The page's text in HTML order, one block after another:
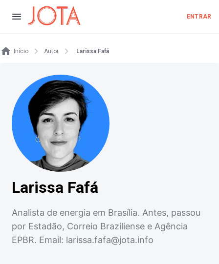
ENTRAR
Início Autor Larissa Fafá
Larissa Fafá
Analista de energia em Brasília. Antes, passou
por Estadão, Correio Braziliense e Agência
EPBR. Email: larissa.fafa@jota.info